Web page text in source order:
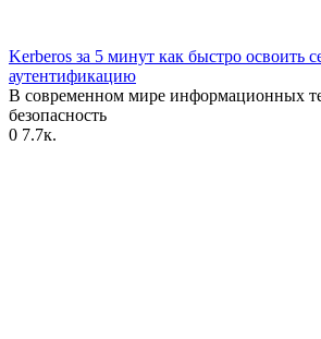
Kerberos за 5 минут как быстро освоить
аутентификацию
В современном мире информационных
безопасность
0 7.7к.